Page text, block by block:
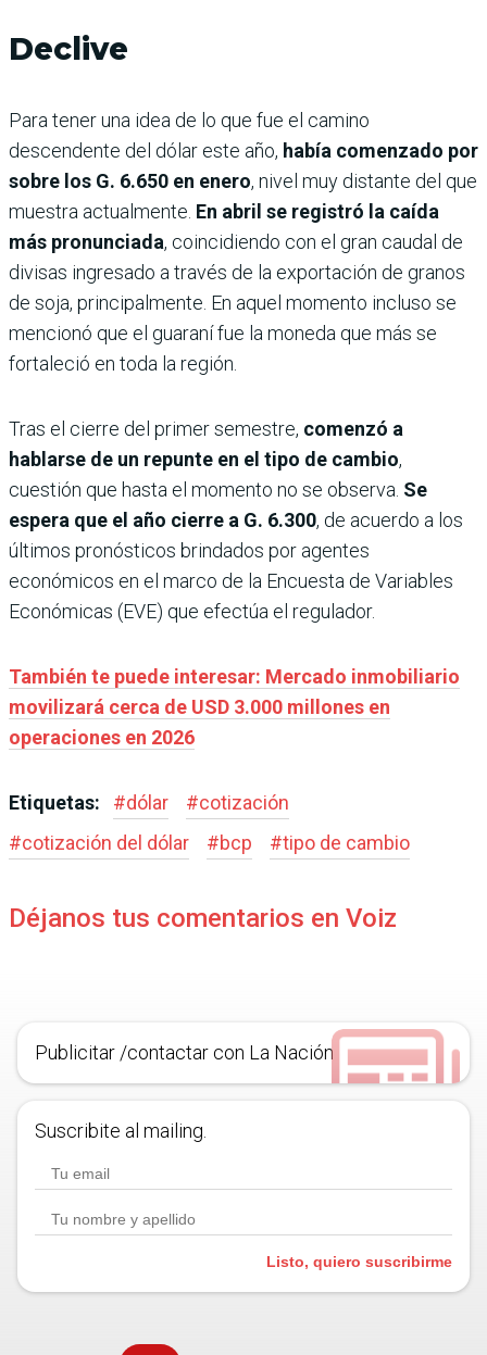
Declive
Para tener una idea de lo que fue el camino
descendente del dólar este año, había comenzado por
sobre los G. 6.650 en enero, nivel muy distante del que
muestra actualmente. En abril se registró la caída
más pronunciada, coincidiendo con el gran caudal de
divisas ingresado a través de la exportación de granos
de soja, principalmente. En aquel momento incluso se
mencionó que el guaraní fue la moneda que más se
fortaleció en toda la región.
Tras el cierre del primer semestre, comenzó a
hablarse de un repunte en el tipo de cambio,
cuestión que hasta el momento no se observa. Se
espera que el año cierre a G. 6.300, de acuerdo a los
últimos pronósticos brindados por agentes
económicos en el marco de la Encuesta de Variables
Económicas (EVE) que efectúa el regulador.
También te puede interesar: Mercado inmobiliario
movilizará cerca de USD 3.000 millones en
operaciones en 2026
Etiquetas: #dólar #cotización
#cotización del dólar #bcp #tipo de cambio
Déjanos tus comentarios en Voiz
Publicitar /contactar con La Nación
Suscribite al mailing.
Listo, quiero suscribirme